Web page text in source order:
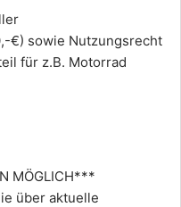
€) sowie Nutzungsrecht
für z.B. Motorrad
MÖGLICH***
über aktuelle